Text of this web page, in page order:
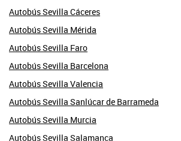
Autobús Sevilla Cáceres
Autobús Sevilla Mérida
Autobús Sevilla Faro
Autobús Sevilla Barcelona
Autobús Sevilla Valencia
Autobús Sevilla Sanlúcar de Barrameda
Autobús Sevilla Murcia
Autobús Sevilla Salamanca